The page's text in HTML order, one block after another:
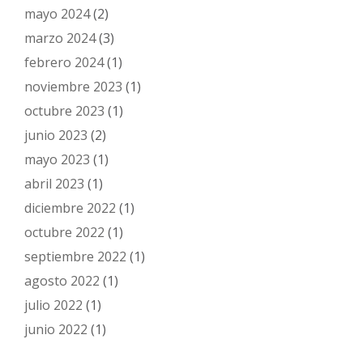
mayo 2024(2)
marzo 2024(3)
febrero 2024(1)
noviembre 2023 (1)
octubre 2023 (1)
junio 2023 (2)
mayo 2023 (1)
abril 2023 (1)
diciembre 2022 (1)
octubre 2022 (1)
septiembre 2022 (1)
agosto 2022 (1)
julio 2022 (1)
junio 2022 (1)